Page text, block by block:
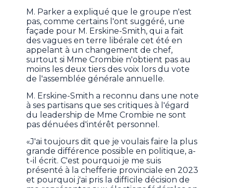
M. Parker a expliqué que le groupe n'est
pas, comme certains l'ont suggéré, une
façade pour M. Erskine-Smith, qui a fait
des vagues en terre libérale cet été en
appelant à un changement de chef,
surtout si Mme Crombie n'obtient pas au
moins les deux tiers des voix lors du vote
de l'assemblée générale annuelle.
M. Erskine-Smith a reconnu dans une note
à ses partisans que ses critiques à l'égard
du leadership de Mme Crombie ne sont
pas dénuées d'intérêt personnel.
«J'ai toujours dit que je voulais faire la plus
grande différence possible en politique, a-
t-il écrit. C'est pourquoi je me suis
présenté à la chefferie provinciale en 2023
et pourquoi j'ai pris la difficile décision de